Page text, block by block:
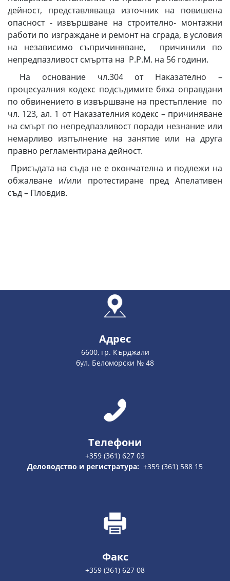
дейност, представляваща източник на повишена
опасност - извършване на строително- монтажни
работи по изграждане и ремонт на сграда, в условия
на независимо съпричиняване, причинили по
непредпазливост смъртта на Р.Р.М. на 56 години.
На основание чл.304 от Наказателно –
процесуалния кодекс подсъдимите бяха оправдани
по обвинението в извършване на престъпление по
чл. 123, ал. 1 от Наказателния кодекс – причиняване
на смърт по непредпазливост поради незнание или
немарливо изпълнение на занятие или на друга
правно регламентирана дейност.
Присъдата на съда не е окончателна и подлежи на
обжалване и/или протестиране пред Апелативен
съд – Пловдив.
Адрес
6600, гр. Кърджали
бул. Беломорски № 48
Телефони
+359 (361) 627 03
Деловодство и регистратура: +359 (361) 588 15
Факс
+359 (361) 627 08